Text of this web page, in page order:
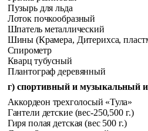
Пузырь для льда
Лоток почкообразный
Шпатель металлический
Шины (Крамера, Дитерихса,
Спирометр
Кварц тубусный
Плантограф деревянный
г) спортивный и музыкальный
Аккордеон трехголосый «Тула»
Гантели детские (вес-250,500 г.)
Гиря полая детская (вес 500 г.)